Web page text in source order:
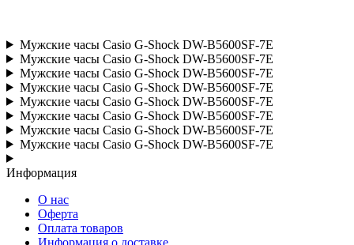
Мужские часы Casio G-Shock DW-B5600SF-7E
Мужские часы Casio G-Shock DW-B5600SF-7E
Мужские часы Casio G-Shock DW-B5600SF-7E
Мужские часы Casio G-Shock DW-B5600SF-7E
Мужские часы Casio G-Shock DW-B5600SF-7E
Мужские часы Casio G-Shock DW-B5600SF-7E
Мужские часы Casio G-Shock DW-B5600SF-7E
Мужские часы Casio G-Shock DW-B5600SF-7E
Информация
О нас
Оферта
Оплата товаров
Информация о доставке